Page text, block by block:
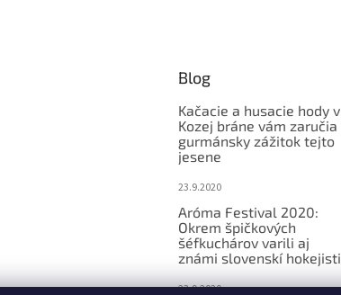
Blog
Kačacie a husacie hody v
Kozej bráne vám zaručia
gurmánsky zážitok tejto
jesene
23.9.2020
Aróma Festival 2020:
Okrem špičkových
šéfkuchárov varili aj
známi slovenskí hokejisti
23.9.2020